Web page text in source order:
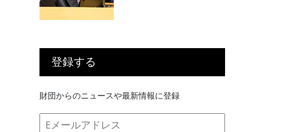
登録する
財団からのニュースや最新情報に登録